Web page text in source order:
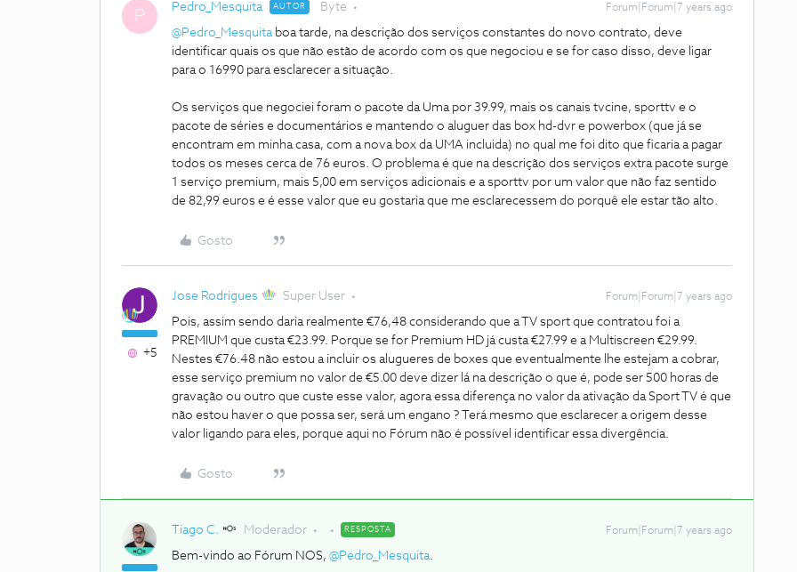
P Pedro_Mesquita AUTOR Byte Forum|Forum|7 years ago
@Pedro_Mesquitaboa tarde, na descrição dos serviços constantes do novo contrato, deve
identificar quais os que não estão de acordo com os que negociou e se for caso disso, deve ligar
para o 16990 para esclarecer a situação.
Os serviços que negociei foram o pacote da Uma por 39.99, mais os canais tvcine, sporttv e o
pacote de séries e documentários e mantendo o aluguer das box hd-dvr e powerbox (que já se
encontram em minha casa, com a nova box da UMA incluida) no qual me foi dito que ficaria a pagar
todos os meses cerca de 76 euros. O problema é que na descrição dos serviços extra pacote surge
1 serviço premium, mais 5,00 em serviços adicionais e a sporttv por um valor que não faz sentido
de 82,99 euros e é esse valor que eu gostaria que me esclarecessem do porquê ele estar tão alto.
Gosto
+5
Jose Rodrigues Super User Forum|Forum|7 years ago
Pois, assim sendo daria realmente €76,48 considerando que a TV sport que contratou foi a
PREMIUM que custa €23.99. Porque se for Premium HD já custa €27.99 e a Multiscreen €29.99.
Nestes €76.48 não estou a incluir os alugueres de boxes que eventualmente lhe estejam a cobrar,
esse serviço premium no valor de €5.00 deve dizer lá na descrição o que é, pode ser 500 horas de
gravação ou outro que custe esse valor, agora essa diferença no valor da ativação da Sport TV é que
não estou haver o que possa ser, será um engano ? Terá mesmo que esclarecer a origem desse
valor ligando para eles, porque aqui no Fórum não é possível identificar essa divergência.
Gosto
Tiago C. Moderador RESPOSTA Forum|Forum|7 years ago
Bem-vindo ao Fórum NOS, @Pedro_Mesquita.